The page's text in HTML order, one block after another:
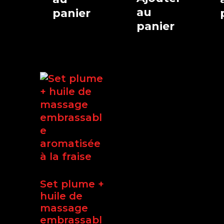
panier
au
panier
Set plume +
huile de
massage
embrassabl